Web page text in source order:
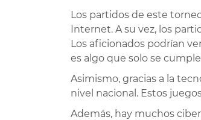
Los partidos de este
Internet. A su vez, los
Los aficionados podrían
es algo que solo se
Asimismo, gracias a la
nivel nacional. Estos
Además, hay muchos